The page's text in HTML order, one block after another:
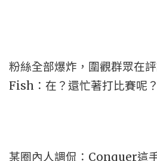
粉絲全部爆炸，圍觀群眾在
Fish：在？還忙著打比賽呢
某圈內人調侃：Conquer這